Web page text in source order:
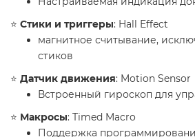
⭐️ Стики и триггеры: Hall Effect
магнитное считывание,
стиков
​⭐️ Датчик движения: Motion Sensor
Встроенный гироскоп для
​⭐️ Макросы: Timed Macro
Поддержка